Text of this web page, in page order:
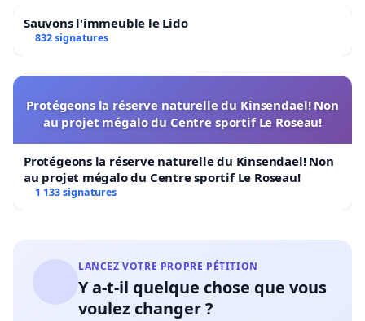
Sauvons l'immeuble le Lido
832 signatures
Protégeons la réserve naturelle du Kinsendael! Non
au projet mégalo du Centre sportif Le Roseau!
Protégeons la réserve naturelle du Kinsendael! Non
au projet mégalo du Centre sportif Le Roseau!
1 133 signatures
LANCEZ VOTRE PROPRE PÉTITION
Y a-t-il quelque chose que vous
voulez changer ?